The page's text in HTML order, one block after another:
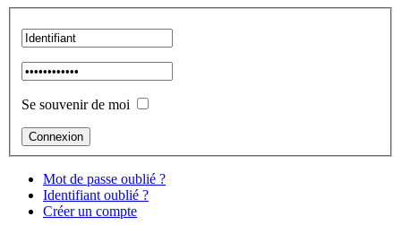
Se souvenir de moi
Mot de passe oublié ?
Identifiant oublié ?
Créer un compte